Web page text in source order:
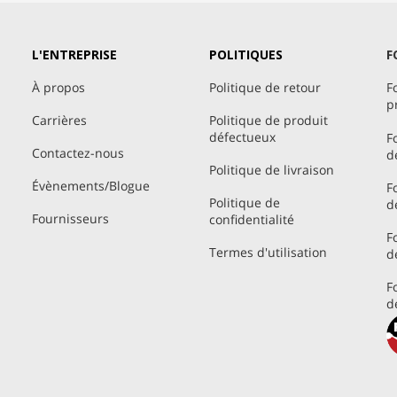
L'ENTREPRISE
À propos
Carrières
Contactez-nous
Évènements/Blogue
Fournisseurs
POLITIQUES
Politique de retour
Politique de produit
défectueux
Politique de livraison
Politique de
confidentialité
Termes d'utilisation